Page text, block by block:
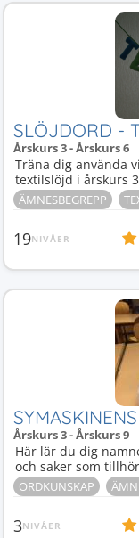
SLÖJDORD -
Årskurs 3 - Årskurs 6
Träna dig använda
textilslöjd i årskurs
ÄMNESBEGREPP
19NIVÅER
Årskurs 3 - Årskurs 9
Här lär du dig
och saker som
ORDKUNSKAP
3NIVÅER